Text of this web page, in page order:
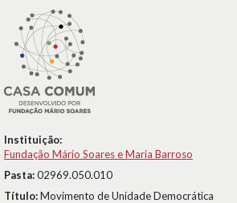
Instituição:
Fundação Mário Soares e Maria Barroso
Pasta:02969.050.010
Título:Movimento de Unidade Democrática